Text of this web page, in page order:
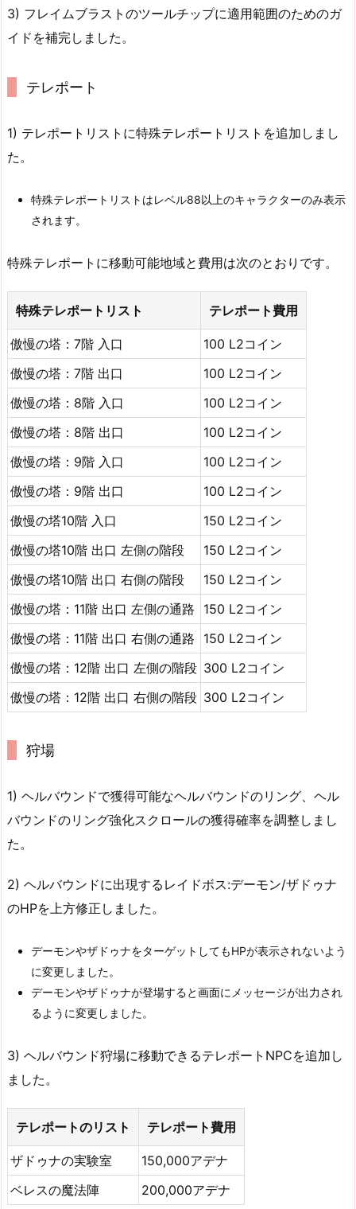
3) フレイムブラストのツールチップに適用範囲のためのガ
イドを補完しました。
テレポート
1) テレポートリストに特殊テレポートリストを追加しまし
た。
特殊テレポートリストはレベル88以上のキャラクターのみ表示
されます。
特殊テレポートに移動可能地域と費用は次のとおりです。
特殊テレポートリスト テレポート費用
傲慢の塔：7階 入口
100 L2コイン
傲慢の塔：7階 出口
100 L2コイン
傲慢の塔：8階 入口
100 L2コイン
傲慢の塔：8階 出口
100 L2コイン
傲慢の塔：9階 入口
100 L2コイン
傲慢の塔：9階 出口
100 L2コイン
傲慢の塔10階 入口
150 L2コイン
傲慢の塔10階 出口 左側の階段
150 L2コイン
傲慢の塔10階 出口 右側の階段
150 L2コイン
傲慢の塔：11階 出口 左側の通路
150 L2コイン
傲慢の塔：11階 出口 右側の通路
150 L2コイン
傲慢の塔：12階 出口 左側の階段 300 L2コイン
傲慢の塔：12階 出口 右側の階段 300 L2コイン
狩場
1) ヘルバウンドで獲得可能なヘルバウンドのリング、ヘル
バウンドのリング強化スクロールの獲得確率を調整しまし
た。
2) ヘルバウンドに出現するレイドボス:デーモン/ザドゥナ
のHPを上方修正しました。
デーモンやザドゥナをターゲットしてもHPが表示されないよう
に変更しました。
デーモンやザドゥナが登場すると画面にメッセージが出力され
るように変更しました。
3) ヘルバウンド狩場に移動できるテレポートNPCを追加し
ました。
テレポートのリスト テレポート費用
ザドゥナの実験室
150,000アデナ
ベレスの魔法陣
200,000アデナ